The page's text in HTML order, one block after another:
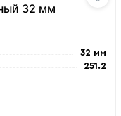
32 мм
32 мм
251.2